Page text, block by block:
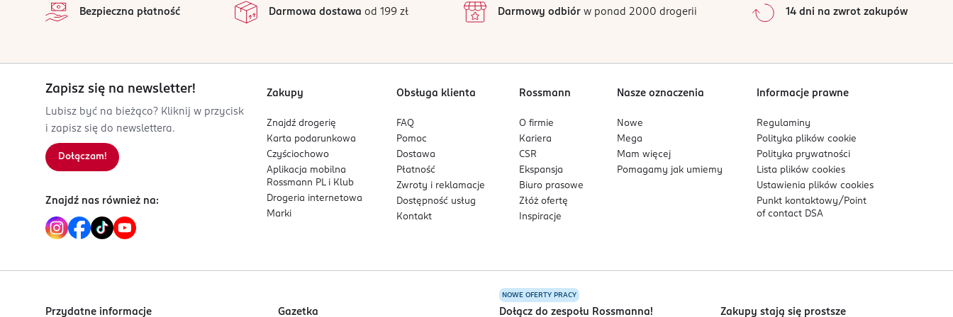
Produkt testowany klinicznie. Pediatrycznie i dermatologicznie.
głowy, okularach przeciwsłonecznych i odzieży chroniącej przed słońcem.
05-500 Piaseczno
Kod EAN
5 900536 355702
1
0%
Sortowanie wgdata: od najnowszej
Bezpieczna płatność Darmowa dostawa od 199 zł Darmowy odbiórw ponad 2000 drogerii 14 dni na zwrot zakupów
Zapisz się na newsletter!
Lubisz być na bieżąco? Kliknij w przycisk
i zapisz się do newslettera.
Dołączam!
Znajdź nas również na:
Zakupy
Znajdź drogerię
Karta podarunkowa
Czyściochowo
Aplikacja mobilna
Rossmann PL i Klub
Drogeria internetowa
Marki
Obsługa klienta
FAQ
Pomoc
Dostawa
Płatność
Zwroty i reklamacje
Dostępność usług
Kontakt
Rossmann
O firmie
Kariera
CSR
Ekspansja
Biuro prasowe
Złóż ofertę
Inspiracje
Nasze oznaczenia
Nowe
Mega
Mam więcej
Pomagamy jak umiemy
Informacje prawne
Regulaminy
Polityka plikówcookie
Polityka prywatności
Lista plikówcookies
Ustawienia plikówcookies
Punkt kontaktowy/ Point
of contact DSA
Przydatne informacje Gazetka
NOWE OFERTY PRACY
Dołącz do zespołu Rossmanna! Zakupy stają się prostsze